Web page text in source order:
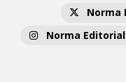
Norma
Norma Editorial